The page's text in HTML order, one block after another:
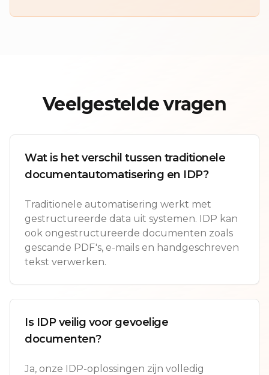
Veelgestelde vragen
Wat is het verschil tussen traditionele
documentautomatisering en IDP?
Traditionele automatisering werkt met
gestructureerde data uit systemen. IDP kan
ook ongestructureerde documenten zoals
gescande PDF's, e-mails en handgeschreven
tekst verwerken.
Is IDP veilig voor gevoelige
documenten?
Ja, onze IDP-oplossingen zijn volledig